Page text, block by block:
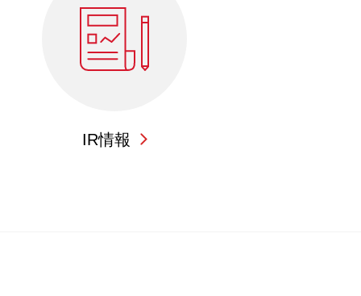
IR情報